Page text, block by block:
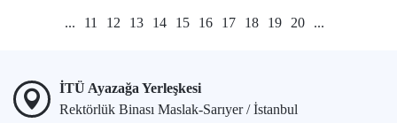
... 11 12 13 14 15 16 17 18 19 20 ...
İTÜ Ayazağa Yerleşkesi
Rektörlük Binası Maslak-Sarıyer / İstanbul